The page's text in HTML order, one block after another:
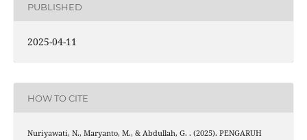
PUBLISHED
2025-04-11
HOW TO CITE
Nuriyawati, N., Maryanto, M., & Abdullah, G. . (2025). PENGARUH